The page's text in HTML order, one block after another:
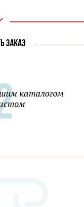
ЗАКАЗ
каталогом